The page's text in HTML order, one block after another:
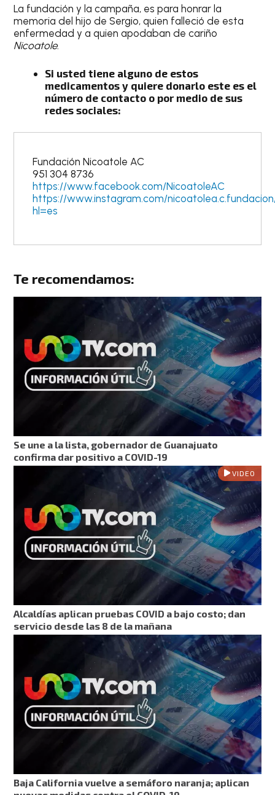
La fundación y la campaña, es para honrar la
memoria del hijo de Sergio, quien falleció de esta
enfermedad y a quien apodaban de cariño
Nicoatole.
Si usted tiene alguno de estos
medicamentos y quiere donarlo este es el
número de contacto o por medio de sus
redes sociales:
Fundación Nicoatole AC
951 304 8736
https://www.facebook.com/NicoatoleAC
https://www.instagram.com/
hl=es
Te recomendamos:
Se une a la lista, gobernador de Guanajuato
confirma dar positivo a COVID-19
VIDEO
Alcaldías aplican pruebas COVID a bajo costo; dan
servicio desde las 8 de la mañana
Baja California vuelve a semáforo naranja; aplican